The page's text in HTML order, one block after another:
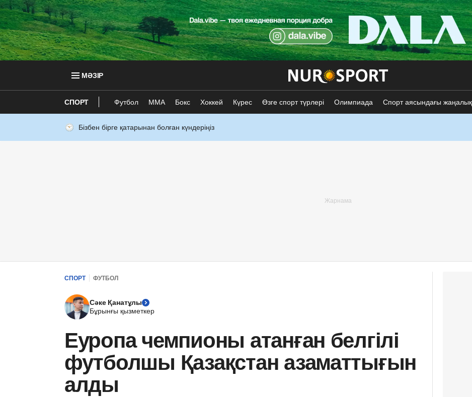
МӘЗІР
СПОРТ Футбол ММА Бокс Хоккей Күрес Өзге спорт түрлері Олимпиада Спорт аясындағы
Бізбен бірге қатарынан болған күндеріңіз
СПОРТ ФУТБОЛ
Сәке Қанатұлы
Бұрынғы қызметкер
Еуропа чемпионы атанған белгілі
футболшы Қазақстан азаматтығын
алды